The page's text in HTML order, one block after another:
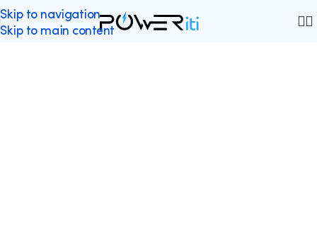
Skip to navigation
Skip to main content